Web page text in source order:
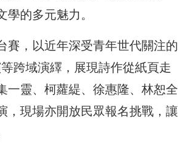
的多元魅力。
賽，以近年深受青年世代關注的
跨域演繹，展現詩作從紙頁走
一靈、柯蘿緹、徐惠隆、林恕全
，現場亦開放民眾報名挑戰，讓